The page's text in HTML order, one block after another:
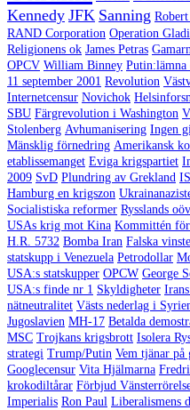
Kennedy JFK Sanning
RAND Corporation Operation
Religionens ok James Petras
OPCV William Binney Putin:lämna
11 september 2001 Revolution
Internetcensur Novichok
SBU Färgrevolution i Washington
Stolenberg Avhumanisering Ingen
Mänsklig förnedring Amerikansk
etablissemanget Eviga krigspartiet
2009 SvD Plundring av Grekland
Hamburg en krigszon
Socialistiska reformer Rysslands
USAs krig mot Kina Kommittén
H.R. 5732 Bomba Iran Falska
statskupp i Venezuela Petrodollar
USA:s statskupper OPCW George
USA:s finde nr 1 Skyldigheter
nätneutralitet Västs nederlag i
Jugoslavien MH-17 Betalda
MSC Trojkans krigsbrott Isolera
strategi Trump/Putin Vem tjänar på
Googlecensur Vita Hjälmarna
krokodiltårar Förbjud
Imperialis Ron Paul Liberalismens